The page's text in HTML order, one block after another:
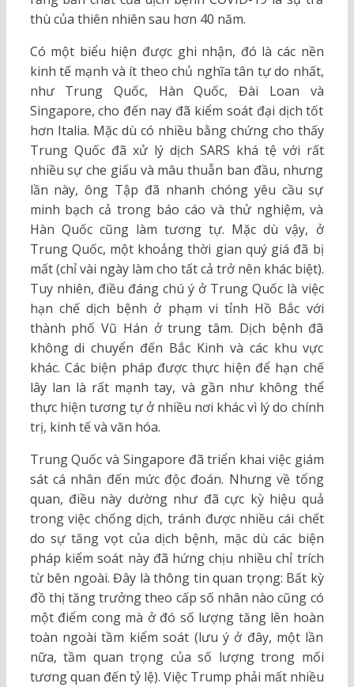
thù của thiên nhiên sau hơn 40 năm.
Có một biểu hiện được ghi nhận, đó là các nền
kinh tế mạnh và ít theo chủ nghĩa tân tự do nhất,
như Trung Quốc, Hàn Quốc, Đài Loan và
Singapore, cho đến nay đã kiểm soát đại dịch tốt
hơn Italia. Mặc dù có nhiều bằng chứng cho thấy
Trung Quốc đã xử lý dịch SARS khá tệ với rất
nhiều sự che giấu và mâu thuẫn ban đầu, nhưng
lần này, ông Tập đã nhanh chóng yêu cầu sự
minh bạch cả trong báo cáo và thử nghiệm, và
Hàn Quốc cũng làm tương tự. Mặc dù vậy, ở
Trung Quốc, một khoảng thời gian quý giá đã bị
mất (chỉ vài ngày làm cho tất cả trở nên khác biệt).
Tuy nhiên, điều đáng chú ý ở Trung Quốc là việc
hạn chế dịch bệnh ở phạm vi tỉnh Hồ Bắc với
thành phố Vũ Hán ở trung tâm. Dịch bệnh đã
không di chuyển đến Bắc Kinh và các khu vực
khác. Các biện pháp được thực hiện để hạn chế
lây lan là rất mạnh tay, và gần như không thể
thực hiện tương tự ở nhiều nơi khác vì lý do chính
trị, kinh tế và văn hóa.
Trung Quốc và Singapore đã triển khai việc giám
sát cá nhân đến mức độc đoán. Nhưng về tổng
quan, điều này dường như đã cực kỳ hiệu quả
trong việc chống dịch, tránh được nhiều cái chết
do sự tăng vọt của dịch bệnh, mặc dù các biện
pháp kiểm soát này đã hứng chịu nhiều chỉ trích
từ bên ngoài. Đây là thông tin quan trọng: Bất kỳ
đồ thị tăng trưởng theo cấp số nhân nào cũng có
một điểm cong mà ở đó số lượng tăng lên hoàn
toàn ngoài tầm kiểm soát (lưu ý ở đây, một lần
nữa, tầm quan trọng của số lượng trong mối
tương quan đến tỷ lệ). Việc Trump phải mất nhiều